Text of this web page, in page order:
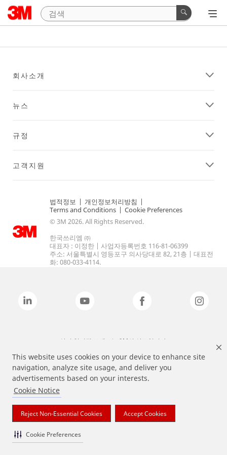
This website uses cookies on your device to enhance site
navigation, analyze site usage, and deliver you
advertisements based on your interests.
Cookie Notice
Reject Non-Essential Cookies Accept Cookies
Cookie Preferences
회사소개
뉴스
규정
고객지원
법적정보 | 개인정보처리방침 |
Terms and Conditions | Cookie Preferences
© 3M 2026. All Rights Reserved.
한국쓰리엠 ㈜
대표자 : 이정한 | 사업자등록번호 116-81-06399
주소: 서울특별시 영등포구 의사당대로 82, 21층 | 대표전
화: 080-033-4114.
상기 열거된 브랜드는 3M의 상표입니다.